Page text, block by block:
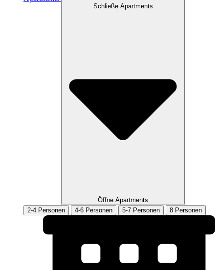
Schließe Apartments
Öffne Apartments
2-4 Personen
4-6 Personen 5-7 Personen 8 Personen